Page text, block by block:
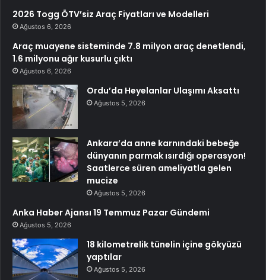
2026 Togg ÖTV’siz Araç Fiyatları ve Modelleri
Ağustos 6, 2026
Araç muayene sisteminde 7.8 milyon araç denetlendi,
1.6 milyonu ağır kusurlu çıktı
Ağustos 6, 2026
Ordu’da Heyelanlar Ulaşımı Aksattı
Ağustos 5, 2026
Ankara’da anne karnındaki bebeğe
dünyanın parmak ısırdığı operasyon!
Saatlerce süren ameliyatla gelen
mucize
Ağustos 5, 2026
Anka Haber Ajansı 19 Temmuz Pazar Gündemi
Ağustos 5, 2026
18 kilometrelik tünelin içine gökyüzü
yaptılar
Ağustos 5, 2026